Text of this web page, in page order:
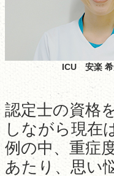
ICU 安楽 希
認定士の資格
しながら現在
例の中、重症
あたり、思い